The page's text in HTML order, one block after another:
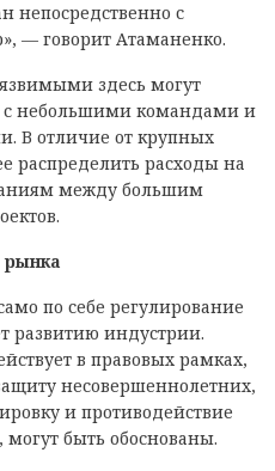
непосредственно с
— говорит Атаманенко.
здесь могут
с небольшими командами и
В отличие от крупных
распределить расходы на
между большим
рынка
по себе регулирование
развитию индустрии.
в правовых рамках,
несовершеннолетних,
и противодействие
быть обоснованы.